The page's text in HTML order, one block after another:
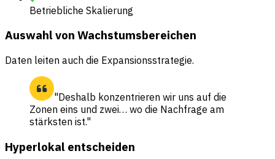
Betriebliche Skalierung
Auswahl von Wachstumsbereichen
Daten leiten auch die Expansionsstrategie.
"Deshalb konzentrieren wir uns auf die
Zonen eins und zwei… wo die Nachfrage am
stärksten ist."
Hyperlokal entscheiden